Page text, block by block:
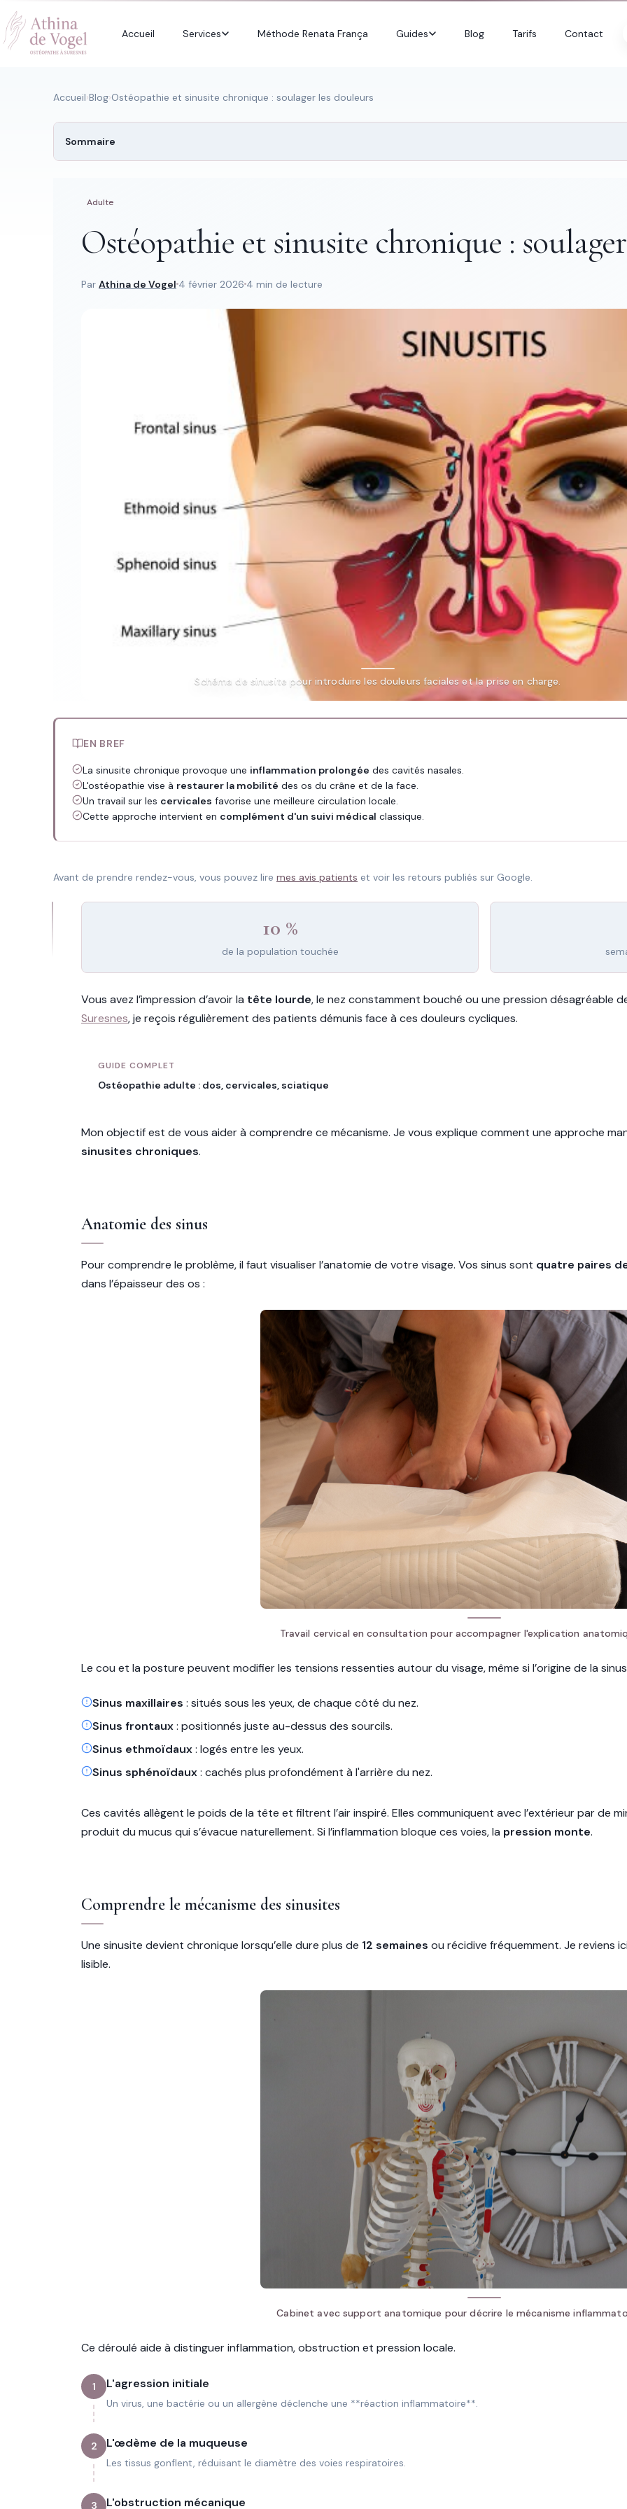
Accueil Services Méthode Renata França Guides Blog Tarifs Contact
Recherche rapide
Tapez au moins 2 lettres.
Accueil›Blog›Ostéopathie et sinusite chronique : soulager les douleurs
Sommaire
Adulte
Ostéopathie et sinusite chronique :
Par Athina de Vogel 4 février 2026 4 min de lecture
Schéma de sinusite pour introduire les douleurs faciales et la prise en charge.
EN BREF
La sinusite chronique provoque une inflammation prolongée des cavités nasales.
L'ostéopathie vise à restaurer la mobilité des os du crâne et de la face.
Un travail sur les cervicales favorise une meilleure circulation locale.
Cette approche intervient en complément d'un suivi médical classique.
Avant de prendre rendez-vous, vous pouvez lire mes avis patients et voir les retours publiés sur Google.
10 %
de la population touchée
Vous avez l’impression d’avoir la tête lourde, le nez constamment bouché ou une pression désagréable
Suresnes, je reçois régulièrement des patients démunis face à ces douleurs cycliques.
GUIDE COMPLET
Ostéopathie adulte : dos, cervicales, sciatique
Mon objectif est de vous aider à comprendre ce mécanisme. Je vous explique comment une approche
sinusites chroniques.
Anatomie des sinus
Pour comprendre le problème, il faut visualiser l’anatomie de votre visage. Vos sinus sont quatre paires
dans l’épaisseur des os :
Travail cervical en consultation pour accompagner l'explication
Le cou et la posture peuvent modifier les tensions ressenties autour du visage, même si l’origine de la
Sinus maxillaires : situés sous les yeux, de chaque côté du nez.
Sinus frontaux: positionnés juste au-dessus des sourcils.
Sinus ethmoïdaux: logés entre les yeux.
Sinus sphénoïdaux: cachés plus profondément à l'arrière du nez.
Ces cavités allègent le poids de la tête et filtrent l’air inspiré. Elles communiquent avec l’extérieur par de
produit du mucus qui s’évacue naturellement. Si l’inflammation bloque ces voies, la pression monte.
Comprendre le mécanisme des sinusites
Une sinusite devient chronique lorsqu’elle dure plus de 12 semaines ou récidive fréquemment. Je reviens
lisible.
Cabinet avec support anatomique pour décrire le mécanisme
Ce déroulé aide à distinguer inflammation, obstruction et pression locale.
1 L'agression initiale
Un virus, une bactérie ou un allergène déclenche une **réaction inflammatoire**.
2 L'œdème de la muqueuse
Les tissus gonflent, réduisant le diamètre des voies respiratoires.
3 L'obstruction mécanique